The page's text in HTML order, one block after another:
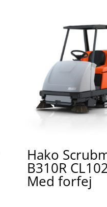
Hako
B310R
Med forfej